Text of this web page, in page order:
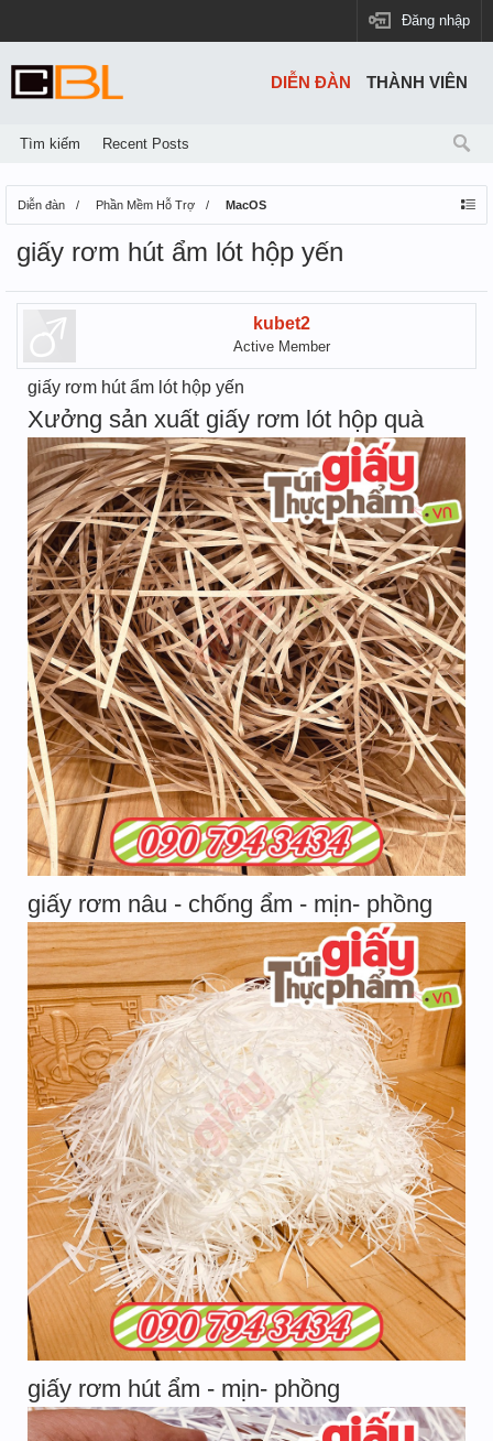
Đăng nhập
Diễn đàn Phần Mềm Hỗ Trợ MacOS
giấy rơm hút ẩm lót hộp yến
kubet2
Active Member
giấy rơm hút ẩm lót hộp yến
Xưởng sản xuất giấy rơm lót hộp quà
giấy rơm nâu - chống ẩm - mịn- phồng
giấy rơm hút ẩm - mịn- phồng
DIỄN ĐÀN
Tìm kiếm Recent Posts
THÀNH VIÊN